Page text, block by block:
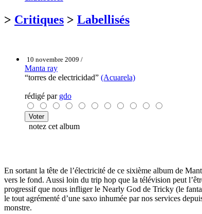
> Critiques > Labellisés
10 novembre 2009 /
Manta ray
“torres de electricidad” (Acuarela)
rédigé par gdo
notez cet album
En sortant la tête de l’électricité de ce sixième album de
vers le fond. Aussi loin du trip hop que la télévision peut
progressif que nous infliger le Nearly God de Tricky (le
le tout agrémenté d’une saxo inhumée par nos services
monstre.